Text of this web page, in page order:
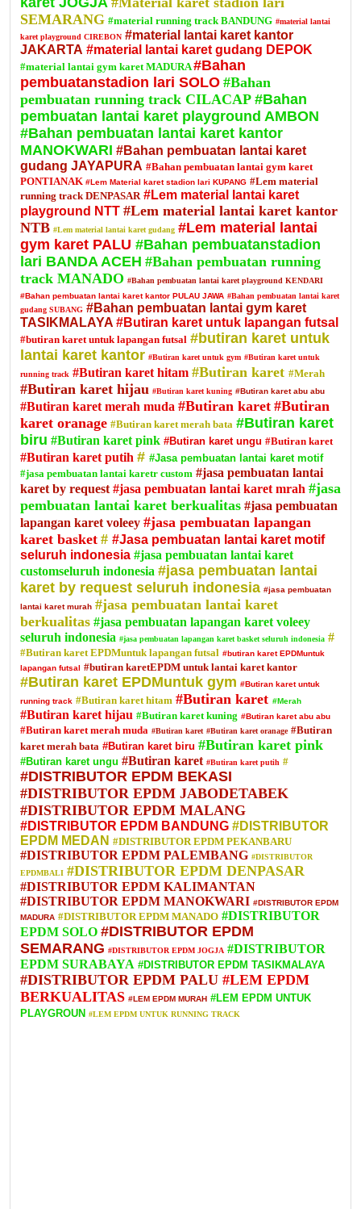
SEMARANG #material running track BANDUNG #material lantai
karet playground CIREBON #material lantai karet kantor
JAKARTA #material lantai karet gudang DEPOK
#material lantai gym karet MADURA#Bahan
pembuatanstadion lari SOLO #Bahan
pembuatan running track CILACAP #Bahan
pembuatan lantai karet playground AMBON
#Bahan pembuatan lantai karet kantor
MANOKWARI #Bahan pembuatan lantai karet
gudang JAYAPURA #Bahan pembuatan lantai gym karet
PONTIANAK #Lem Material karet stadion lari KUPANG #Lem material
running track DENPASAR #Lem material lantai karet
playground NTT #Lem material lantai karet kantor
NTB #Lem material lantai karet gudang #Lem material lantai
gym karet PALU #Bahan pembuatanstadion
lari BANDA ACEH #Bahan pembuatan running
track MANADO #Bahan pembuatan lantai karet playground KENDARI
#Bahan pembuatan lantai karet kantor PULAU JAWA #Bahan pembuatan lantai karet
gudang SUBANG #Bahan pembuatan lantai gym karet
TASIKMALAYA #Butiran karet untuk lapangan futsal
#butiran karet untuk lapangan futsal #butiran karet untuk
lantai karet kantor #Butiran karet untuk gym #Butiran karet untuk
running track #Butiran karet hitam #Butiran karet #Merah
#Butiran karet hijau #Butiran karet kuning #Butiran karet abu abu
#Butiran karet merah muda #Butiran karet #Butiran
karet oranage #Butiran karet merah bata #Butiran karet
biru #Butiran karet pink #Butiran karet ungu #Butiran karet
#Butiran karet putih # #Jasa pembuatan lantai karet motif
#jasa pembuatan lantai karetr custom #jasa pembuatan lantai
karet by request #jasa pembuatan lantai karet mrah #jasa
pembuatan lantai karet berkualitas #jasa pembuatan
lapangan karet voleey #jasa pembuatan lapangan
karet basket # #Jasa pembuatan lantai karet motif
seluruh indonesia #jasa pembuatan lantai karet
customseluruh indonesia #jasa pembuatan lantai
karet by request seluruh indonesia #jasa pembuatan
lantai karet murah #jasa pembuatan lantai karet
berkualitas #jasa pembuatan lapangan karet voleey
seluruh indonesia #jasa pembuatan lapangan karet basket seluruh indonesia #
#Butiran karet EPDMuntuk lapangan futsal #butiran karet EPDMuntuk
lapangan futsal #butiran karetEPDM untuk lantai karet kantor
#Butiran karet EPDMuntuk gym #Butiran karet untuk
running track #Butiran karet hitam #Butiran karet #Merah
#Butiran karet hijau #Butiran karet kuning #Butiran karet abu abu
#Butiran karet merah muda #Butiran karet #Butiran karet oranage #Butiran
karet merah bata #Butiran karet biru #Butiran karet pink
#Butiran karet ungu #Butiran karet #Butiran karet putih #
#DISTRIBUTOR EPDM BEKASI
#DISTRIBUTOR EPDM JABODETABEK
#DISTRIBUTOR EPDM MALANG
#DISTRIBUTOR EPDM BANDUNG #DISTRIBUTOR
EPDM MEDAN #DISTRIBUTOR EPDM PEKANBARU
#DISTRIBUTOR EPDM PALEMBANG #DISTRIBUTOR
EPDMBALI #DISTRIBUTOR EPDM DENPASAR
#DISTRIBUTOR EPDM KALIMANTAN
#DISTRIBUTOR EPDM MANOKWARI #DISTRIBUTOR EPDM
MADURA #DISTRIBUTOR EPDM MANADO #DISTRIBUTOR
EPDM SOLO #DISTRIBUTOR EPDM
SEMARANG #DISTRIBUTOR EPDM JOGJA #DISTRIBUTOR
EPDM SURABAYA #DISTRIBUTOR EPDM TASIKMALAYA
#DISTRIBUTOR EPDM PALU #LEM EPDM
BERKUALITAS #LEM EPDM MURAH #LEM EPDM UNTUK
PLAYGROUN #LEM EPDM UNTUK RUNNING TRACK